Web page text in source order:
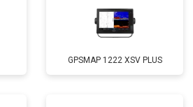
GPSMAP 1222 XSV PLUS